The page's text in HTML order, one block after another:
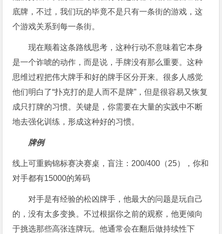
底牌，不过，我们玩的毕竟不是只有一条街的游戏，这
个游戏关系到每一条街。
现在顺着这条路线思考，这种行动不意味着它本身
是一个诈唬的动作，而是说，手牌没有那么重要。这种
思维过程把伟大牌手和好的牌手区分开来。很多人感觉
他们明白了“扑克打的是人而不是牌”，但是很容易又恢复
成只打牌的习惯。关键是，你需要在大量的实践中不断
地去强化训练，形成这种好的习惯。
牌例
线上可重购锦标赛决赛桌，盲注：200/400（25），你和
对手都有15000的筹码
对手是有经验的松凶牌手，他最大的问题是玩自己
的，没有太多变换。不过根据你之前的观察，他更倾向
于挑选那些高张连牌玩。他通常会在翻后做持续性下